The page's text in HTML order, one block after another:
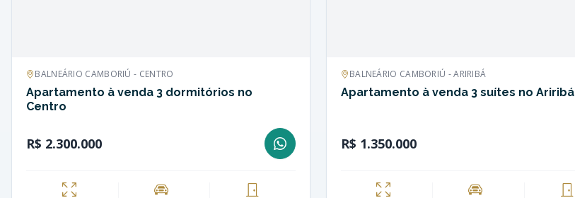
BALNEÁRIO CAMBORIÚ - CENTRO
Apartamento à venda 3 dormitórios no
Centro
R$ 2.300.000
BALNEÁRIO CAMBORIÚ - ARIRIBÁ
Apartamento à venda 3 suítes no Ariribá
R$ 1.350.000